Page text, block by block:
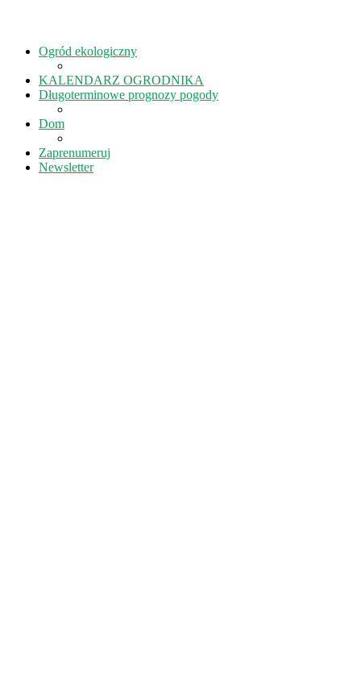
Ogród ekologiczny
KALENDARZ OGRODNIKA
Długoterminowe prognozy pogody
Dom
Zaprenumeruj
Newsletter